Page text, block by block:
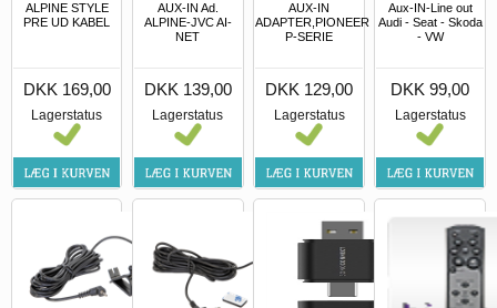
ALPINE STYLE
PRE UD KABEL
DKK 169,00
Lagerstatus
AUX-IN Ad.
ALPINE-JVC AI-
NET
DKK 139,00
Lagerstatus
AUX-IN
ADAPTER,PIONEER
P-SERIE
DKK 129,00
Lagerstatus
Aux-IN-Line out
Audi - Seat - Skoda
- VW
DKK 99,00
Lagerstatus